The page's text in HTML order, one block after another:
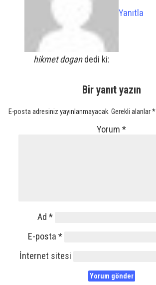
hikmet dogan dedi ki:
Yanıtla
Bir yanıt yazın
E-posta adresiniz yayınlanmayacak. Gerekli alanlar*
Yorum*
Ad*
E-posta*
İnternet sitesi